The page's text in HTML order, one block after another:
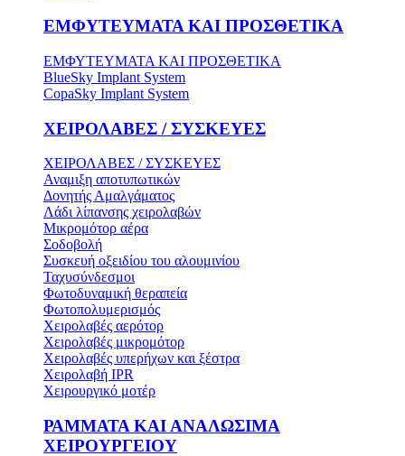
ΕΜΦΥΤΕΥΜΑΤΑ ΚΑΙ ΠΡΟΣΘΕΤΙΚΑ
ΕΜΦΥΤΕΥΜΑΤΑ ΚΑΙ ΠΡΟΣΘΕΤΙΚΑ
BlueSky Implant System
CopaSky Implant System
ΧΕΙΡΟΛΑΒΕΣ / ΣΥΣΚΕΥΕΣ
ΧΕΙΡΟΛΑΒΕΣ / ΣΥΣΚΕΥΕΣ
Αναμιξη αποτυπωτικών
Δονητής Αμαλγάματος
Λάδι λίπανσης χειρολαβών
Μικρομότορ αέρα
Σοδοβολή
Συσκευή οξειδίου του αλουμινίου
Ταχυσύνδεσμοι
Φωτοδυναμική θεραπεία
Φωτοπολυμερισμός
Χειρολαβές αερότορ
Χειρολαβές μικρομότορ
Χειρολαβές υπερήχων και ξέστρα
Χειρολαβή IPR
Χειρουργικό μοτέρ
ΡΑΜΜΑΤΑ ΚΑΙ ΑΝΑΛΩΣΙΜΑ
ΧΕΙΡΟΥΡΓΕΙΟΥ